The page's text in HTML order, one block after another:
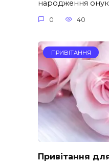
народження
0 40
ПРИВІТАННЯ
Привітання